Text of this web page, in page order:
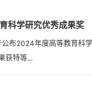
科学研究优秀成果奖
布2024年度高等教育科学
获特等...